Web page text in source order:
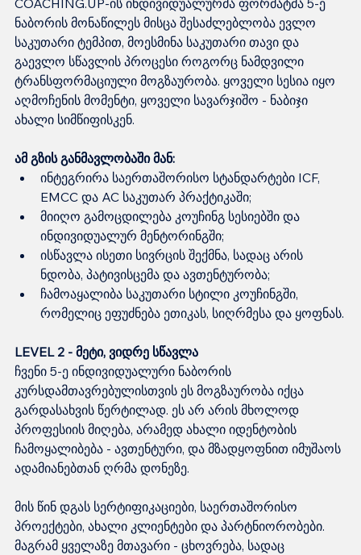
ნაბორის მონაწილეს მისცა შესაძლებლობა ევლო
საკუთარი ტემპით, მოესმინა საკუთარი თავი და
გაევლო სწავლის პროცესი როგორც ნამდვილი
ტრანსფორმაციული მოგზაურობა. ყოველი სესია იყო
აღმოჩენის მომენტი, ყოველი სავარჯიშო - ნაბიჯი
ახალი სიმწიფისკენ.
ამ გზის განმავლობაში მან:
ინტეგრირა საერთაშორისო სტანდარტები ICF,
EMCC და AC საკუთარ პრაქტიკაში;
მიიღო გამოცდილება კოუჩინგ სესიებში და
ინდივიდუალურ მენტორინგში;
ისწავლა ისეთი სივრცის შექმნა, სადაც არის
ნდობა, პატივისცემა და ავთენტურობა;
ჩამოაყალიბა საკუთარი სტილი კოუჩინგში,
რომელიც ეფუძნება ეთიკას, სიღრმესა და ყოფნას.
LEVEL 2 - მეტი, ვიდრე სწავლა
ჩვენი 5-ე ინდივიდუალური ნაბორის
კურსდამთავრებულისთვის ეს მოგზაურობა იქცა
გარდასახვის წერტილად. ეს არ არის მხოლოდ
პროფესიის მიღება, არამედ ახალი იდენტობის
ჩამოყალიბება - ავთენტური, და მზადყოფნით იმუშაოს
ადამიანებთან ღრმა დონეზე.
მის წინ დგას სერტიფიკაციები, საერთაშორისო
პროექტები, ახალი კლიენტები და პარტნიორობები.
მაგრამ ყველაზე მთავარი - ცხოვრება, სადაც